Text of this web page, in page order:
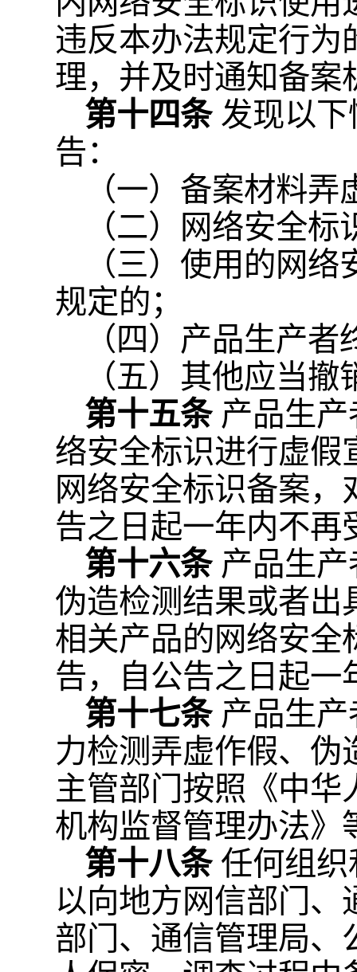
违反本办法规定行为
理，并及时通知备案
第十四条 发现以
告：
（一）备案材料
（二）网络安全
（三）使用的网
规定的；
（四）产品生产
（五）其他应当
第十五条 产品生
络安全标识进行虚假
网络安全标识备案
告之日起一年内不再
第十六条 产品生
伪造检测结果或者出
相关产品的网络安全
告，自公告之日起一
第十七条 产品生
力检测弄虚作假、
主管部门按照《中
机构监督管理办法》
第十八条 任何组
以向地方网信部门
部门、通信管理局、